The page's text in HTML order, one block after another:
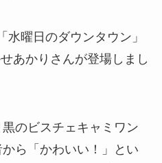
曜日のダウンタウン」
あかりさんが登場しまし
のビスチェキャミワン
ら「かわいい！」とい